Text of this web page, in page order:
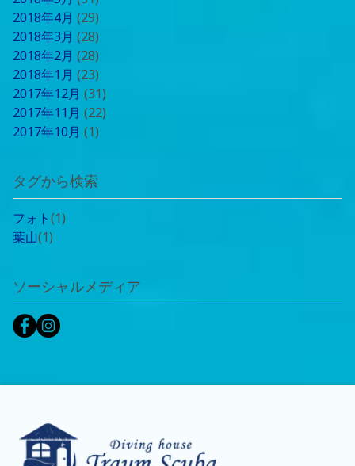
2018年4月 (29)
2018年3月 (28)
2018年2月 (28)
2018年1月 (23)
2017年12月 (31)
2017年11月 (22)
2017年10月 (1)
タグから検索
フォト(1)
葉山(1)
ソーシャルメディア